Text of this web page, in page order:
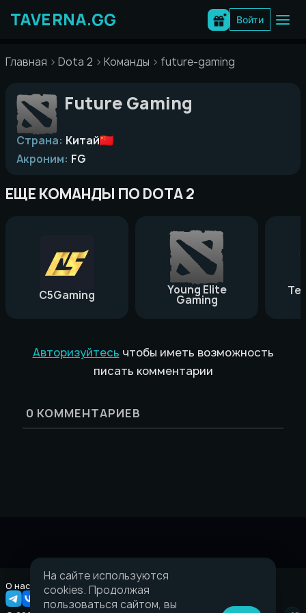
содержимому
Войти
Главная Dota 2 Команды future-gaming
Future Gaming
Страна: Китай
Акроним: FG
ЕЩЕ КОМАНДЫ ПО DOTA 2
C5Gaming Young Elite
Gaming
Авторизуйтесь чтобы иметь возможность
писать комментарии
0 КОММЕНТАРИЕВ
О нас Правовая информация
На сайте используются
cookies. Продолжая
пользоваться сайтом, вы